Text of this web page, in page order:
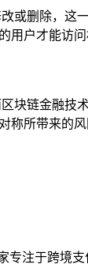
或删除，这
户才能访
块链金融技
称所带来的
注于跨境